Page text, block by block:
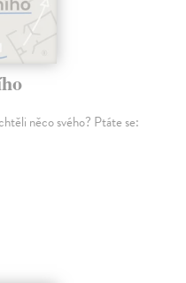
něco svého? Ptáte se: